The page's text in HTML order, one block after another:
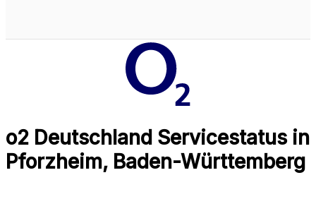
o2 Deutschland Servicestatus in
Pforzheim, Baden-Württemberg